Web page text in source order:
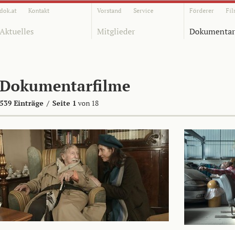
dok.at Kontakt Vorstand Service Förderer
Aktuelles Mitglieder
Dokumentarfilme
539 Einträge / Seite 1 von 18